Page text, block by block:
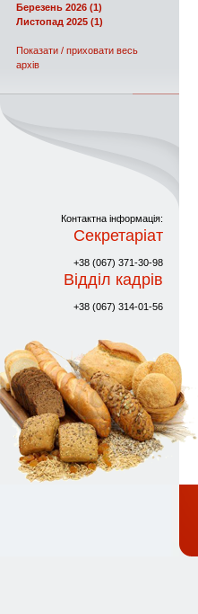
Березень 2026 (1)
Листопад 2025 (1)
Показати / приховати весь
архів
Контактна інформація:
Секретаріат
+38 (067) 371-30-98
Відділ кадрів
+38 (067) 314-01-56